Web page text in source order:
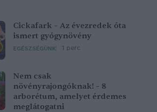
Cickafark – Az évezredek óta
ismert gyógynövény
EGÉSZSÉGÜNK 1 perc
Nem csak
növényrajongóknak! – 8
arborétum, amelyet érdemes
meglátogatni